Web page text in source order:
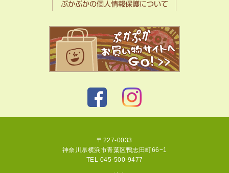
ぷかぷかの個人情報保護について
〒227-0033
神奈川県横浜市青葉区鴨志田町66−1
TEL 045-500-9477